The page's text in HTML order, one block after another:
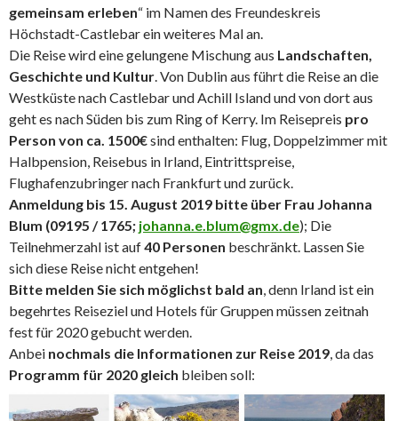
gemeinsam erleben“ im Namen des Freundeskreis
Höchstadt-Castlebar ein weiteres Mal an.
Die Reise wird eine gelungene Mischung aus Landschaften,
Geschichte und Kultur. Von Dublin aus führt die Reise an die
Westküste nach Castlebar und Achill Island und von dort aus
geht es nach Süden bis zum Ring of Kerry. Im Reisepreis pro
Person von ca. 1500€sind enthalten: Flug, Doppelzimmer mit
Halbpension, Reisebus in Irland, Eintrittspreise,
Flughafenzubringer nach Frankfurt und zurück.
Anmeldung bis 15. August 2019 bitte über Frau Johanna
Blum (09195 / 1765; johanna.e.blum@gmx.de); Die
Teilnehmerzahl ist auf40 Personen beschränkt. Lassen Sie
sich diese Reise nicht entgehen!
Bitte melden Sie sich möglichst bald an, denn Irland ist ein
begehrtes Reiseziel und Hotels für Gruppen müssen zeitnah
fest für 2020 gebucht werden.
Anbei nochmals die Informationen zur Reise 2019, da das
Programm für 2020 gleich bleiben soll: